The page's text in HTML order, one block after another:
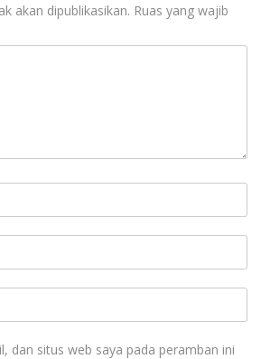
akan dipublikasikan. Ruas yang wajib
dan situs web saya pada peramban ini